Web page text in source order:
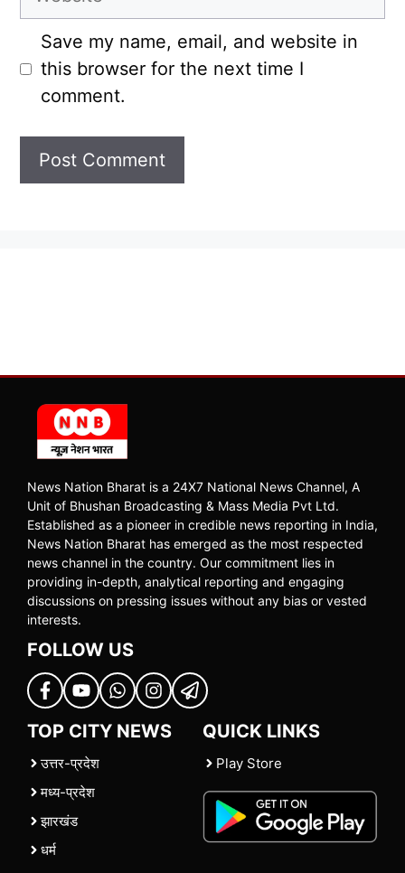
Save my name, email, and website in
this browser for the next time I
comment.
News Nation Bharat is a 24X7 National News Channel, A
Unit of Bhushan Broadcasting & Mass Media Pvt Ltd.
Established as a pioneer in credible news reporting in India,
News Nation Bharat has emerged as the most respected
news channel in the country. Our commitment lies in
providing in-depth, analytical reporting and engaging
discussions on pressing issues without any bias or vested
interests.
FOLLOW US
TOP CITY NEWS
उत्तर-प्रदेश
मध्य-प्रदेश
झारखंड
धर्म
QUICK LINKS
Play Store